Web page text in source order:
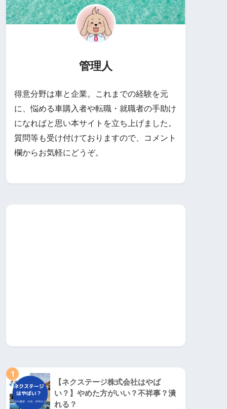
管理人
得意分野は車と企業。これまでの経験を元
に、悩める車購入者や転職・就職者の手助け
になればと思い本サイトを立ち上げました。
質問等も受け付けておりますので、コメント
欄からお気軽にどうぞ。
1
【ネクステージ株式会社はやば
い？】やめた方がいい？不祥事？潰
れる？